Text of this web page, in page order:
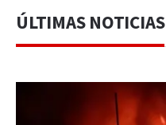
ÚLTIMAS NOTICIAS